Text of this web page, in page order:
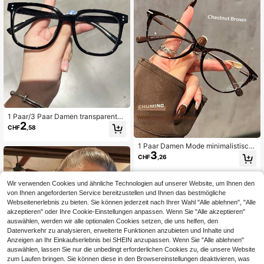
1 Paar/3 Paar Damen transparente
bunte geometrische Vollrand-Brillen
mit flachen Gläsern, lässiger Stil, kl
nset, geeignet zum Lesen, Büro, Aut
ofahren, Gaming, Business Casual,
Damenaccessoires
CHF2 ,58
1 Paar Damen Mode minimalistisch
e Katzenaugen-Brille, personalisiert
es Bügel-Design, geeignet für Schu
le, Arbeit und Augenschutz
CHF3 ,26
Wir verwenden Cookies und ähnliche Technologien auf unserer Website, um Ihnen den
von Ihnen angeforderten Service bereitzustellen und Ihnen das bestmögliche
Webseitenerlebnis zu bieten. Sie können jederzeit nach Ihrer Wahl "Alle ablehnen", "Alle
akzeptieren" oder Ihre Cookie-Einstellungen anpassen. Wenn Sie "Alle akzeptieren"
auswählen, werden wir alle optionalen Cookies setzen, die uns helfen, den
Datenverkehr zu analysieren, erweiterte Funktionen anzubieten und Inhalte und
Anzeigen an Ihr Einkaufserlebnis bei SHEIN anzupassen. Wenn Sie "Alle ablehnen"
auswählen, lassen Sie nur die unbedingt erforderlichen Cookies zu, die unsere Website
zum Laufen bringen. Sie können diese in den Browsereinstellungen deaktivieren, was